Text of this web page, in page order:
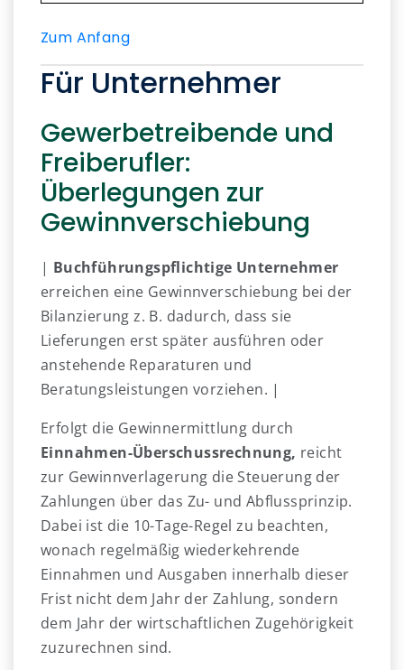
Zum Anfang
Für Unternehmer
Gewerbetreibende und
Freiberufler:
Überlegungen zur
Gewinnverschiebung
| Buchführungspflichtige Unternehmer
erreichen eine Gewinnverschiebung bei der
Bilanzierung z. B. dadurch, dass sie
Lieferungen erst später ausführen oder
anstehende Reparaturen und
Beratungsleistungen vorziehen. |
Erfolgt die Gewinnermittlung durch
Einnahmen-Überschussrechnung, reicht
zur Gewinnverlagerung die Steuerung der
Zahlungen über das Zu- und Abflussprinzip.
Dabei ist die 10-Tage-Regel zu beachten,
wonach regelmäßig wiederkehrende
Einnahmen und Ausgaben innerhalb dieser
Frist nicht dem Jahr der Zahlung, sondern
dem Jahr der wirtschaftlichen Zugehörigkeit
zuzurechnen sind.